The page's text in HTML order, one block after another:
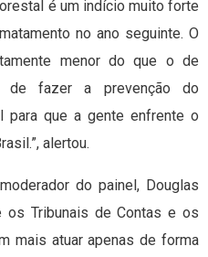
é um indício muito forte
no ano seguinte. O
menor do que o de
de fazer a prevenção do
para que a gente enfrente o
alertou.
do painel, Douglas
os Tribunais de Contas e os
mais atuar apenas de forma